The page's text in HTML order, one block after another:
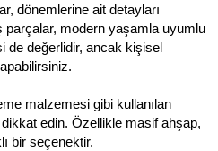
dönemlerine ait detayları
parçalar, modern yaşamla uyumlu
de değerlidir, ancak kişisel
malzemesi gibi kullanılan
edin. Özellikle masif ahşap,
bir seçenektir.